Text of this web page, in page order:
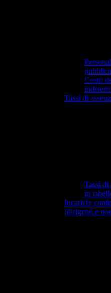
Costo
Tassi di
Tassi di
in
Incarichi
(dirigenti e